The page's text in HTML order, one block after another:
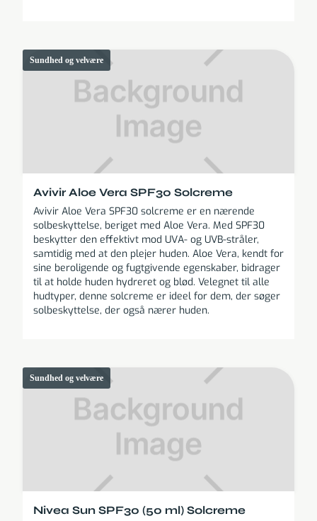
Avivir Aloe Vera SPF30 Solcreme
Avivir Aloe Vera SPF30 solcreme er en nærende
solbeskyttelse, beriget med Aloe Vera. Med SPF30
beskytter den effektivt mod UVA- og UVB-stråler,
samtidig med at den plejer huden. Aloe Vera, kendt for
sine beroligende og fugtgivende egenskaber, bidrager
til at holde huden hydreret og blød. Velegnet til alle
hudtyper, denne solcreme er ideel for dem, der søger
solbeskyttelse, der også nærer huden.
Sundhed og velvære
Nivea Sun SPF30 (50 ml) Solcreme
Sundhed og velvære